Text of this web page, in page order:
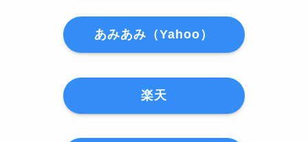
あみあみ（Yahoo）
楽天